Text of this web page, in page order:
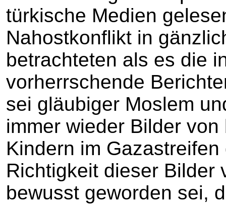
türkische Medien
Nahostkonflikt in
betrachteten als es die
vorherrschende
sei gläubiger Moslem
immer wieder Bilder
Kindern im
Richtigkeit dieser Bilder
bewusst geworden sei,